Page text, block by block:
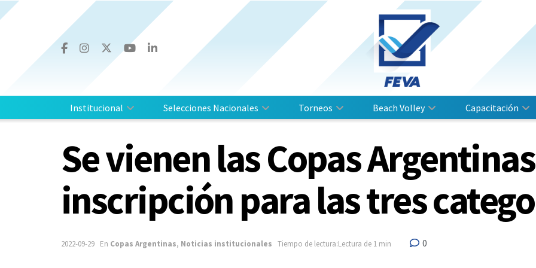
Institucional Selecciones Nacionales Torneos Beach Volley Capacitación
Se vienen las Copas
inscripción para las tres
2022-09-29 En Copas Argentinas, Noticias institucionales Tiempo de lectura:Lectura de 1 min 0